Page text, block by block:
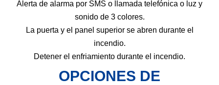
Alerta de alarma por SMS o llamada telefónica o luz y
sonido de 3 colores.
La puerta y el panel superior se abren durante el
incendio.
Detener el enfriamiento durante el incendio.
OPCIONES DE